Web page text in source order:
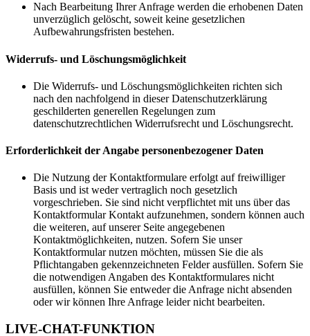
Nach Bearbeitung Ihrer Anfrage werden die erhobenen Daten
unverzüglich gelöscht, soweit keine gesetzlichen
Aufbewahrungsfristen bestehen.
Widerrufs- und Löschungsmöglichkeit
Die Widerrufs- und Löschungsmöglichkeiten richten sich
nach den nachfolgend in dieser Datenschutzerklärung
geschilderten generellen Regelungen zum
datenschutzrechtlichen Widerrufsrecht und Löschungsrecht.
Erforderlichkeit der Angabe personenbezogener Daten
Die Nutzung der Kontaktformulare erfolgt auf freiwilliger
Basis und ist weder vertraglich noch gesetzlich
vorgeschrieben. Sie sind nicht verpflichtet mit uns über das
Kontaktformular Kontakt aufzunehmen, sondern können auch
die weiteren, auf unserer Seite angegebenen
Kontaktmöglichkeiten, nutzen. Sofern Sie unser
Kontaktformular nutzen möchten, müssen Sie die als
Pflichtangaben gekennzeichneten Felder ausfüllen. Sofern Sie
die notwendigen Angaben des Kontaktformulares nicht
ausfüllen, können Sie entweder die Anfrage nicht absenden
oder wir können Ihre Anfrage leider nicht bearbeiten.
LIVE-CHAT-FUNKTION